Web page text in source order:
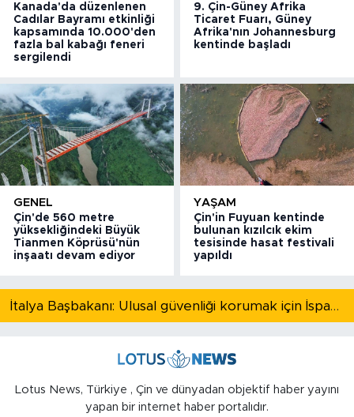
Kanada'da düzenlenen
Cadılar Bayramı etkinliği
kapsamında 10.000'den
fazla bal kabağı feneri
sergilendi
9. Çin-Güney Afrika
Ticaret Fuarı, Güney
Afrika'nın Johannesburg
kentinde başladı
GENEL
Çin'de 560 metre
yüksekliğindeki Büyük
Tianmen Köprüsü'nün
inşaatı devam ediyor
YAŞAM
Çin'in Fuyuan kentinde
bulunan kızılcık ekim
tesisinde hasat festivali
yapıldı
İtalya Başbakanı: Ulusal güvenliği korumak için İspanya ile Schengen kapsamındaki serbest dolaşımı askıya alıyoruz
Lotus News, Türkiye , Çin ve dünyadan objektif haber yayını
yapan bir internet haber portalıdır.